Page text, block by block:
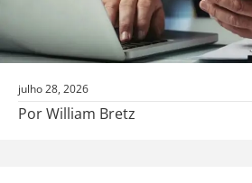
julho 28, 2026
Por William Bretz